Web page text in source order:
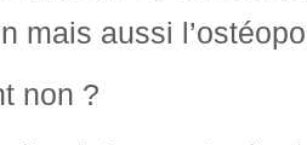
mais aussi
non ?